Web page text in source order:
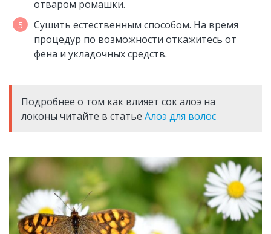
отваром ромашки.
Сушить естественным способом. На время
процедур по возможности откажитесь от
фена и укладочных средств.
Подробнее о том как влияет сок алоэ на
локоны читайте в статье Алоэ для волос